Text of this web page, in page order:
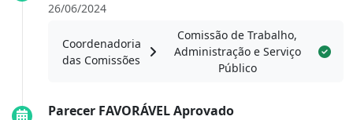
26/06/2024
Coordenadoria
das Comissões
Comissão de Trabalho,
Administração e Serviço
Público
Parecer FAVORÁVEL Aprovado